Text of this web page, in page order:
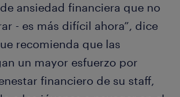
ansiedad financiera que no
- es más difícil ahora”, dice
recomienda que las
un mayor esfuerzo por
financiero de su staff,